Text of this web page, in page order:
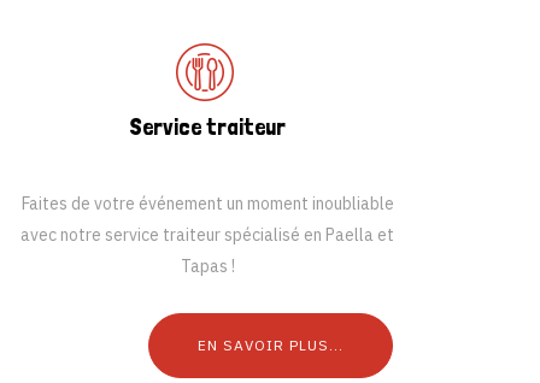
Service traiteur
Faites de votre événement un moment inoubliable
avec notre service traiteur spécialisé en Paella et
Tapas !
EN SAVOIR PLUS...